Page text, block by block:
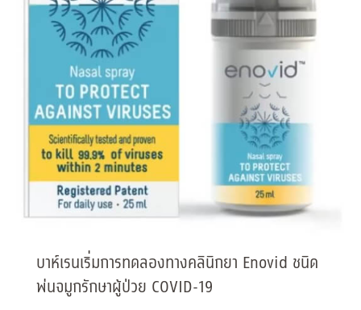
บาห์เรนเริ่มการทดลองทางคลินิกยา Enovid ชนิด
พ่นจมูกรักษาผู้ป่วย COVID-19